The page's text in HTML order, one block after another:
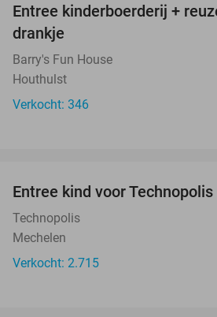
Entree kinderboerderij +
drankje
Barry's Fun House
Houthulst
Verkocht: 346
Entree kind voor Technopolis
Technopolis
Mechelen
Verkocht: 2.715